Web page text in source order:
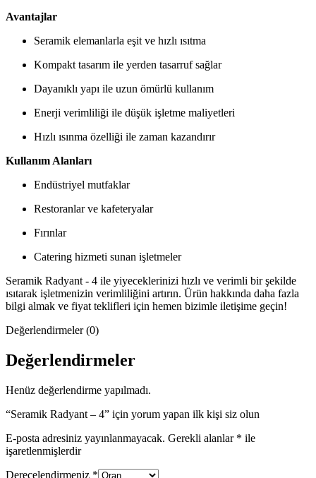
Avantajlar
Seramik elemanlarla eşit ve hızlı ısıtma
Kompakt tasarım ile yerden tasarruf sağlar
Dayanıklı yapı ile uzun ömürlü kullanım
Enerji verimliliği ile düşük işletme maliyetleri
Hızlı ısınma özelliği ile zaman kazandırır
Kullanım Alanları
Endüstriyel mutfaklar
Restoranlar ve kafeteryalar
Fırınlar
Catering hizmeti sunan işletmeler
Seramik Radyant - 4 ile yiyeceklerinizi hızlı ve verimli bir şekilde
ısıtarak işletmenizin verimliliğini artırın. Ürün hakkında daha fazla
bilgi almak ve fiyat teklifleri için hemen bizimle iletişime geçin!
Değerlendirmeler (0)
Değerlendirmeler
Henüz değerlendirme yapılmadı.
“Seramik Radyant – 4” için yorum yapan ilk kişi siz olun
E-posta adresiniz yayınlanmayacak. Gerekli alanlar * ile
işaretlenmişlerdir
Derecelendirmeniz *